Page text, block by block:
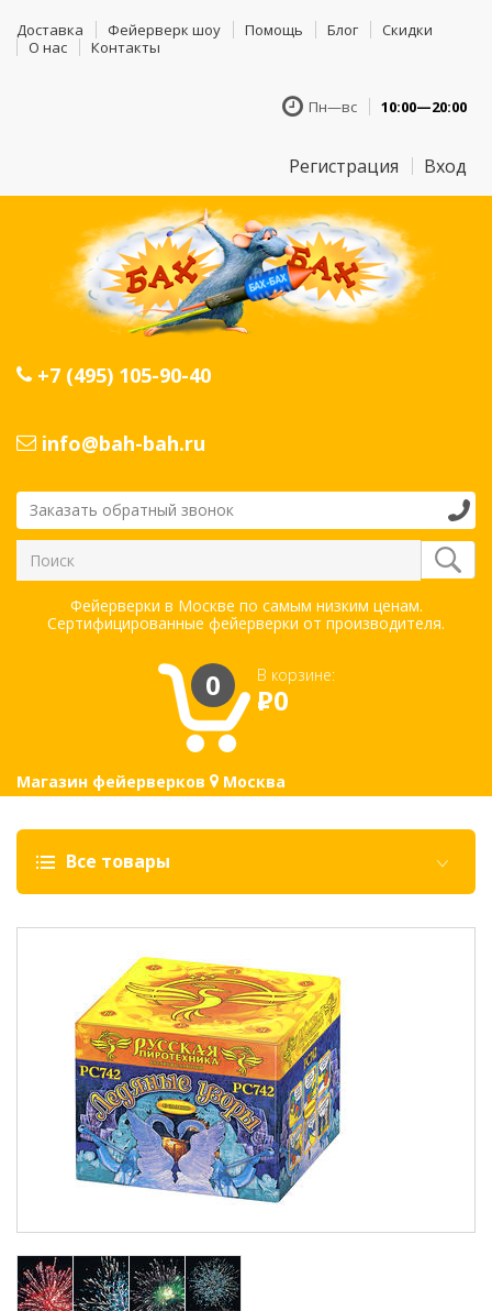
Доставка Фейерверк шоу Помощь Блог
Скидки
О нас
Контакты
Пн—вс 10:00—20:00
Регистрация Вход
+7 (495) 105-90-40
info@bah-bah.ru
Заказать обратный звонок
Фейерверки в Москве по самым низким ценам.
Сертифицированные фейерверки от производителя.
0 В корзине:
Р0
Магазин фейерверков Москва
Все товары